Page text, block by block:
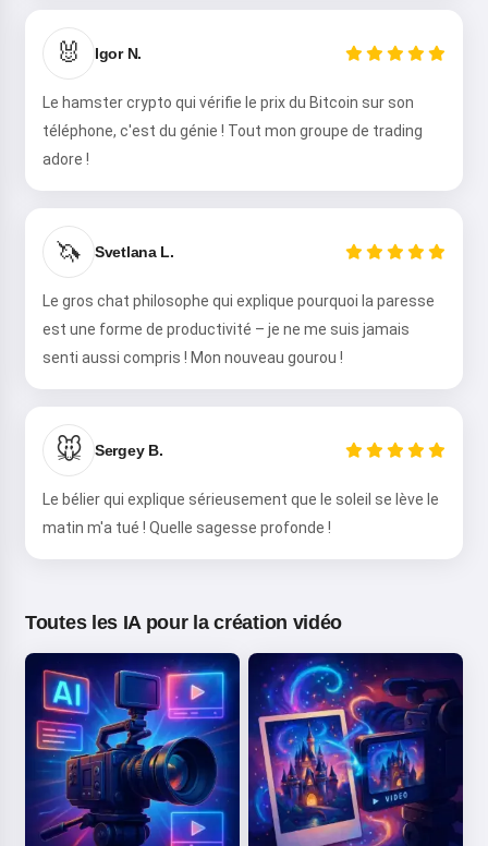
🐰 Igor N.
Le hamster crypto qui vérifie le prix du Bitcoin sur son
téléphone, c'est du génie ! Tout mon groupe de trading
adore !
🦄 Svetlana L.
Le gros chat philosophe qui explique pourquoi la paresse
est une forme de productivité – je ne me suis jamais
senti aussi compris ! Mon nouveau gourou !
🐭 Sergey B.
Le bélier qui explique sérieusement que le soleil se lève le
matin m'a tué ! Quelle sagesse profonde !
Toutes les IA pour la création vidéo
Salut ! Je suis Storiko 👋
Je raconte des contes magiques
pour vos enfants 🌟